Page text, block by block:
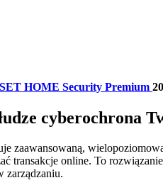
HOME Security Premium
cyberochrona
zaawansowaną,
transakcje online. To
zarządzaniu.